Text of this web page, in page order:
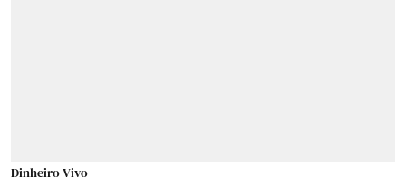
Dinheiro Vivo